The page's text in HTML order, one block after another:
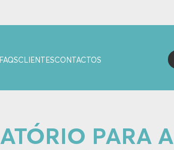
FAQSCLIENTESCONTACTOS
PARA A